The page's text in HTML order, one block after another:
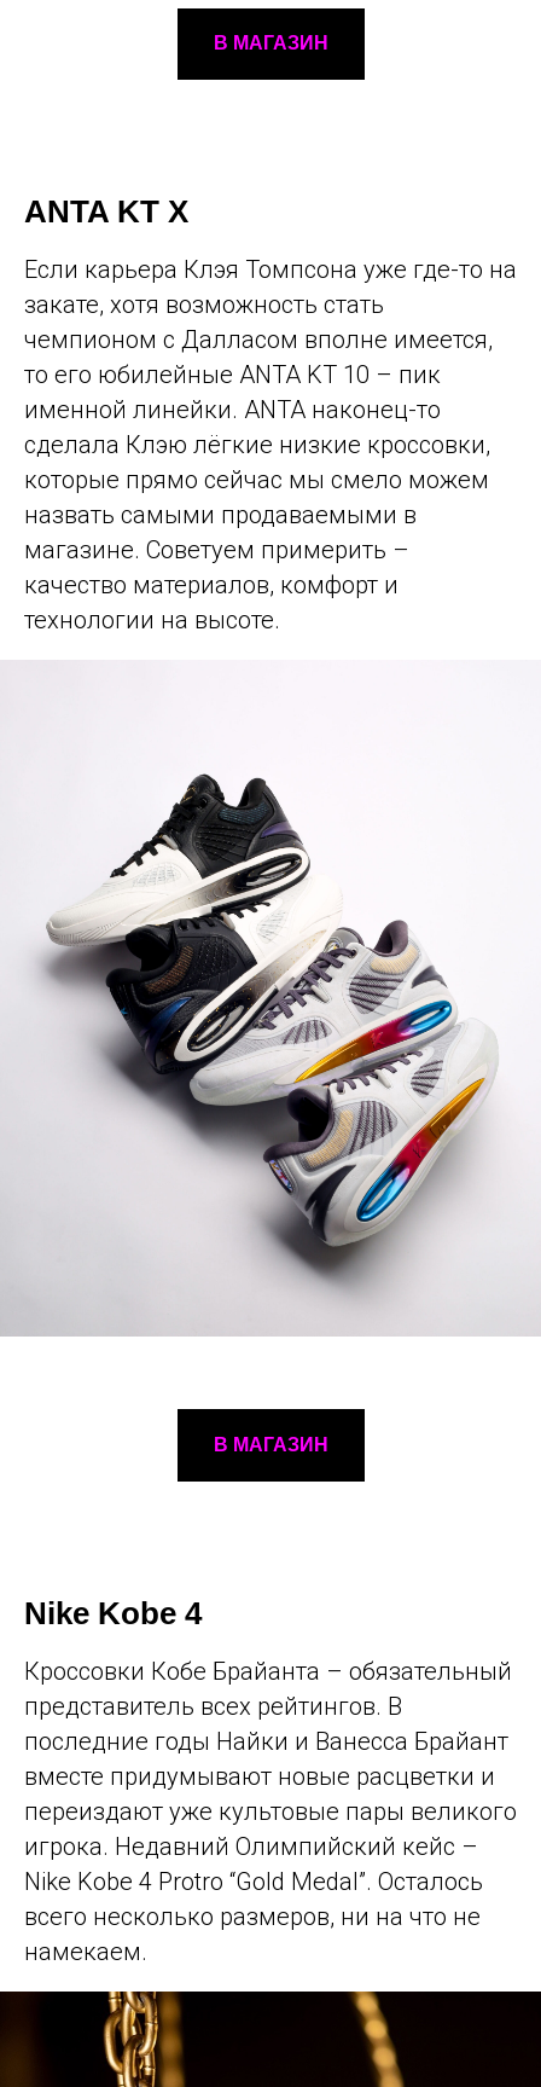
В МАГАЗИН
ANTA KT X
Если карьера Клэя Томпсона уже где-то на
закате, хотя возможность стать
чемпионом с Далласом вполне имеется,
то его юбилейные ANTA KT 10 – пик
именной линейки. ANTA наконец-то
сделала Клэю лёгкие низкие кроссовки,
которые прямо сейчас мы смело можем
назвать самыми продаваемыми в
магазине. Советуем примерить –
качество материалов, комфорт и
технологии на высоте.
В МАГАЗИН
Nike Kobe 4
Кроссовки Кобе Брайанта – обязательный
представитель всех рейтингов. В
последние годы Найки и Ванесса Брайант
вместе придумывают новые расцветки и
переиздают уже культовые пары великого
игрока. Недавний Олимпийский кейс –
Nike Kobe 4 Protro “Gold Medal”. Осталось
всего несколько размеров, ни на что не
намекаем.